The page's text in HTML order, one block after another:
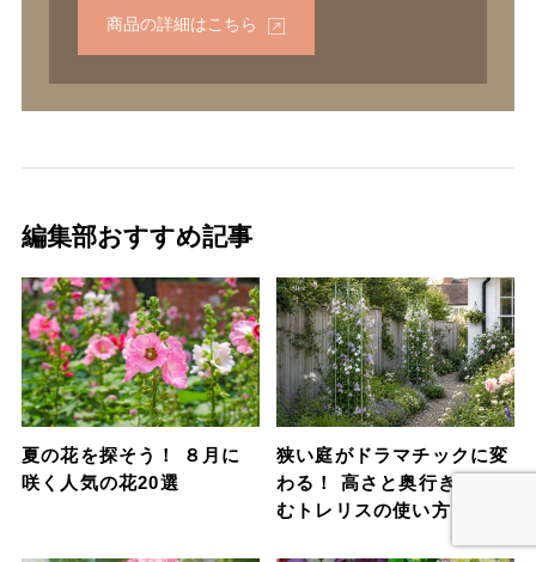
商品の詳細はこちら
編集部おすすめ記事
夏の花を探そう！ ８月に
咲く人気の花20選
狭い庭がドラマチックに変
わる！ 高さと奥行きを生
むトレリスの使い方